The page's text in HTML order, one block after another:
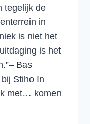
tegelijk de
in
is niet het
is het
Bas
Stiho In
met… komen